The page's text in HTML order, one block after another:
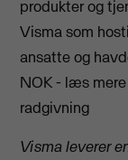
produkter og
Visma som
ansatte og
NOK - læs
radgivning
Visma leverer